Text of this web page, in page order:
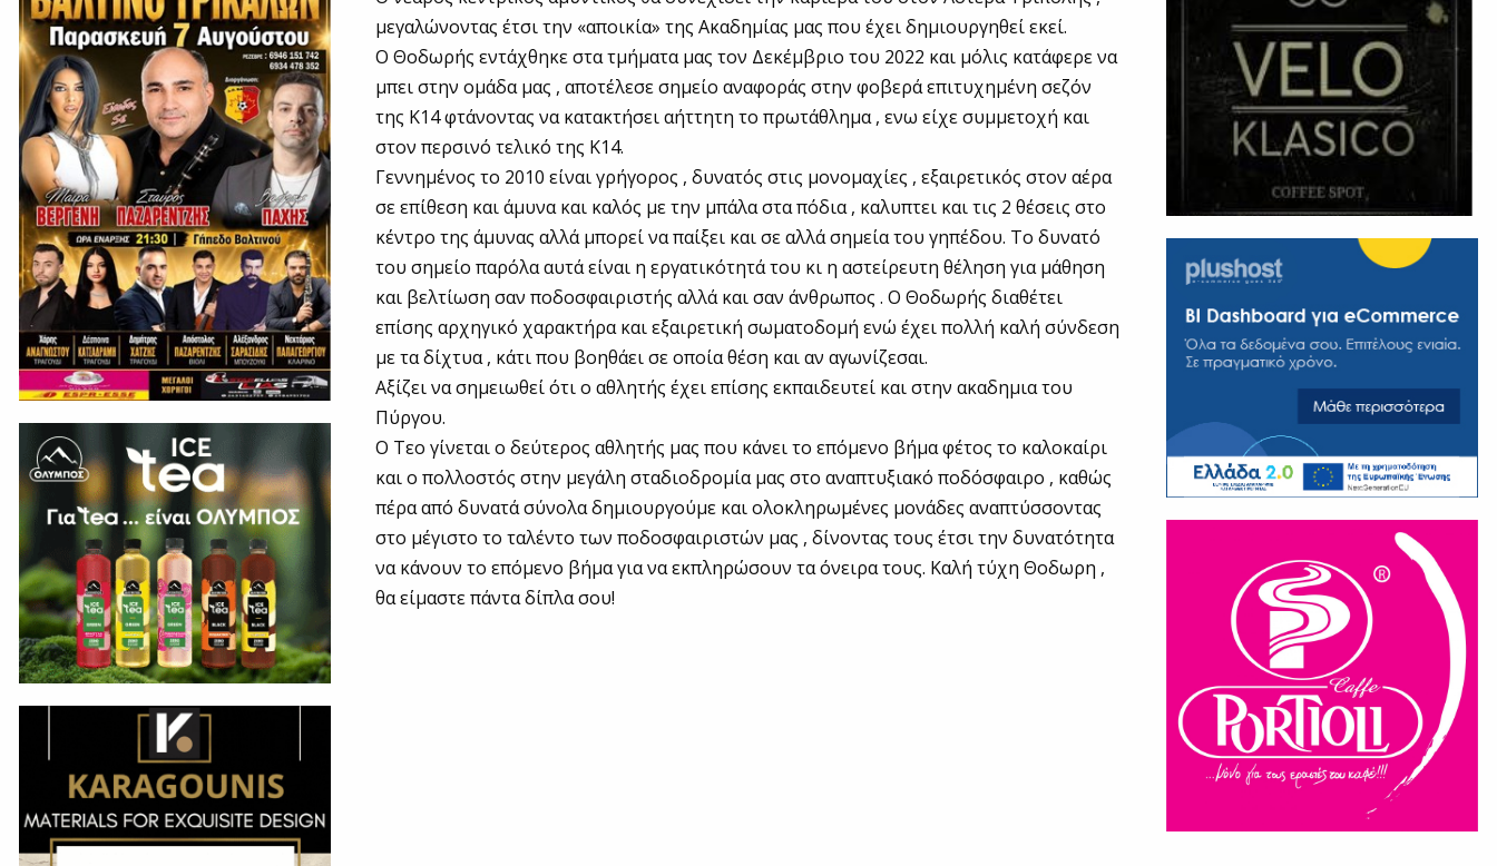
μεγαλώνοντας έτσι την «αποικία» της Ακαδημίας μας που έχει δημιουργηθεί εκεί.
Ο Θοδωρής εντάχθηκε στα τμήματα μας τον Δεκέμβριο του 2022 και μόλις κατάφερε να
μπει στην ομάδα μας , αποτέλεσε σημείο αναφοράς στην φοβερά επιτυχημένη σεζόν
της Κ14 φτάνοντας να κατακτήσει αήττητη το πρωτάθλημα , ενω είχε συμμετοχή και
στον περσινό τελικό της Κ14.
Γεννημένος το 2010 είναι γρήγορος , δυνατός στις μονομαχίες , εξαιρετικός στον αέρα
σε επίθεση και άμυνα και καλός με την μπάλα στα πόδια , καλυπτει και τις 2 θέσεις στο
κέντρο της άμυνας αλλά μπορεί να παίξει και σε αλλά σημεία του γηπέδου. Το δυνατό
του σημείο παρόλα αυτά είναι η εργατικότητά του κι η αστείρευτη θέληση για μάθηση
και βελτίωση σαν ποδοσφαιριστής αλλά και σαν άνθρωπος . Ο Θοδωρής διαθέτει
επίσης αρχηγικό χαρακτήρα και εξαιρετική σωματοδομή ενώ έχει πολλή καλή σύνδεση
με τα δίχτυα , κάτι που βοηθάει σε οποία θέση και αν αγωνίζεσαι.
Αξίζει να σημειωθεί ότι ο αθλητής έχει επίσης εκπαιδευτεί και στην ακαδημια του
Πύργου.
Ο Τεο γίνεται ο δεύτερος αθλητής μας που κάνει το επόμενο βήμα φέτος το καλοκαίρι
και ο πολλοστός στην μεγάλη σταδιοδρομία μας στο αναπτυξιακό ποδόσφαιρο , καθώς
πέρα από δυνατά σύνολα δημιουργούμε και ολοκληρωμένες μονάδες αναπτύσσοντας
στο μέγιστο το ταλέντο των ποδοσφαιριστών μας , δίνοντας τους έτσι την δυνατότητα
να κάνουν το επόμενο βήμα για να εκπληρώσουν τα όνειρα τους. Καλή τύχη Θοδωρη ,
θα είμαστε πάντα δίπλα σου!